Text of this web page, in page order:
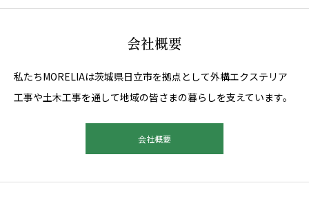
会社概要
私たちMORELIAは茨城県日立市を拠点として外構エクステリア
工事や土木工事を通して地域の皆さまの暮らしを支えています。
会社概要